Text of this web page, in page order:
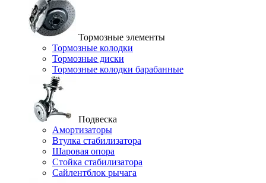
Тормозные элементы
Тормозные колодки
Тормозные диски
Тормозные колодки барабанные
Подвеска
Амортизаторы
Втулка стабилизатора
Шаровая опора
Стойка стабилизатора
Сайлентблок рычага